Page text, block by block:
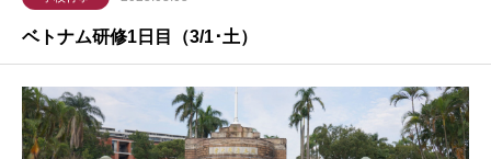
ベトナム研修1日目（3/1･土）